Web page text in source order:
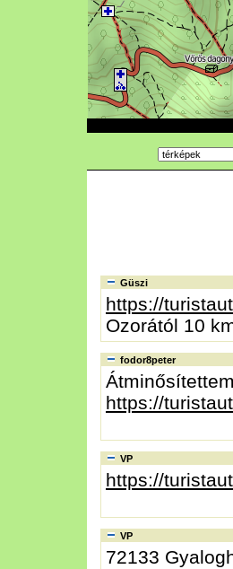
Güszi
https://
Ozorától 10
fodor8peter
https://
VP
https://
VP
72133